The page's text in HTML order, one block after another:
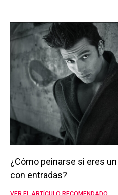
¿Cómo peinarse si eres
con entradas?